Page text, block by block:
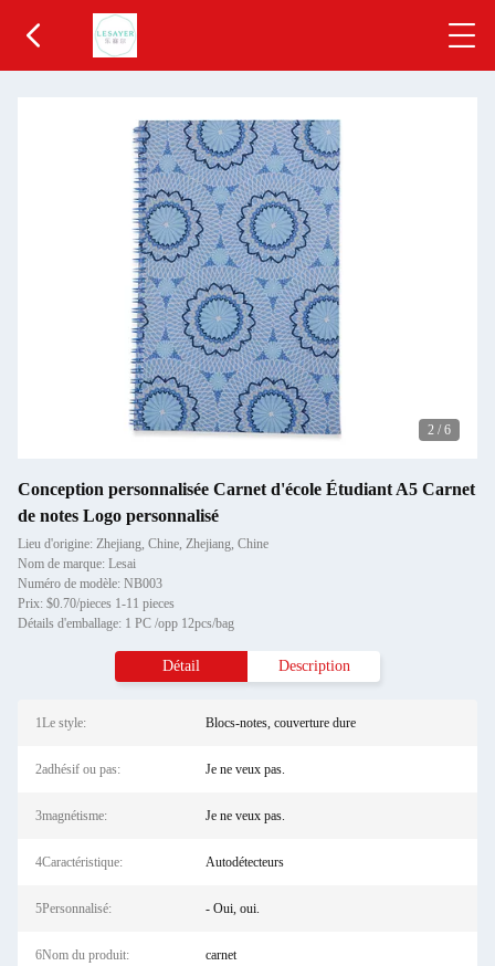
2 / 6
Conception personnalisée Carnet d'école Étudiant A5 Carnet
de notes Logo personnalisé
Lieu d'origine: Zhejiang, Chine, Zhejiang, Chine
Nom de marque: Lesai
Numéro de modèle: NB003
Prix: $0.70/pieces 1-11 pieces
Détails d'emballage: 1 PC /opp 12pcs/bag
Détail Description
1Le style: Blocs-notes, couverture dure
2adhésif ou pas: Je ne veux pas.
3magnétisme: Je ne veux pas.
4Caractéristique: Autodétecteurs
5Personnalisé: - Oui, oui.
6Nom du produit: carnet